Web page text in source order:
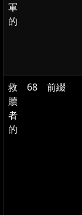
軍
的
救
贖
者
的
68 前綴